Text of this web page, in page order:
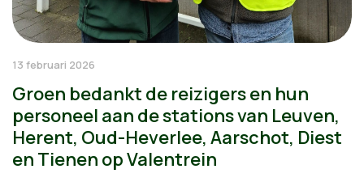
13 februari 2026
Groen bedankt de reizigers en hun
personeel aan de stations van Leuven,
Herent, Oud-Heverlee, Aarschot, Diest
en Tienen op Valentrein